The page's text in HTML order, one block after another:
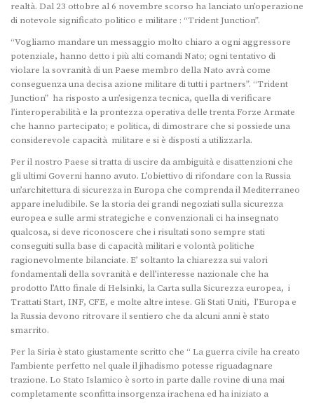
realtà. Dal 23 ottobre al 6 novembre scorso ha lanciato un’operazione
di notevole significato politico e militare : “Trident Junction”.
“Vogliamo mandare un messaggio molto chiaro a ogni aggressore
potenziale, hanno detto i più alti comandi Nato; ogni tentativo di
violare la sovranità di un Paese membro della Nato avrà come
conseguenza una decisa azione militare di tutti i partners”. “Trident
Junction” ha risposto a un’esigenza tecnica, quella di verificare
l’interoperabilità e la prontezza operativa delle trenta Forze Armate
che hanno partecipato; e politica, di dimostrare che si possiede una
considerevole capacità militare e si è disposti a utilizzarla.
Per il nostro Paese si tratta di uscire da ambiguità e disattenzioni che
gli ultimi Governi hanno avuto. L’obiettivo di rifondare con la Russia
un’architettura di sicurezza in Europa che comprenda il Mediterraneo
appare ineludibile. Se la storia dei grandi negoziati sulla sicurezza
europea e sulle armi strategiche e convenzionali ci ha insegnato
qualcosa, si deve riconoscere che i risultati sono sempre stati
conseguiti sulla base di capacità militari e volontà politiche
ragionevolmente bilanciate. E’ soltanto la chiarezza sui valori
fondamentali della sovranità e dell’interesse nazionale che ha
prodotto l’Atto finale di Helsinki, la Carta sulla Sicurezza europea, i
Trattati Start, INF, CFE, e molte altre intese. Gli Stati Uniti, l’Europa e
la Russia devono ritrovare il sentiero che da alcuni anni è stato
smarrito.
Per la Siria è stato giustamente scritto che “ La guerra civile ha creato
l’ambiente perfetto nel quale il jihadismo potesse riguadagnare
trazione. Lo Stato Islamico è sorto in parte dalle rovine di una mai
completamente sconfitta insorgenza irachena ed ha iniziato a